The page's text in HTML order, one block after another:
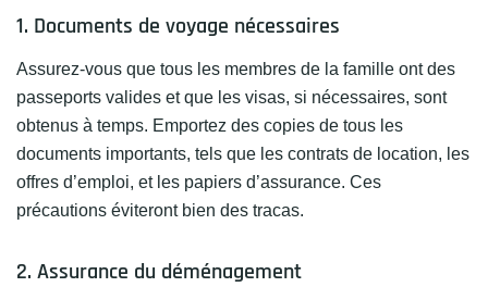
1. Documents de voyage nécessaires
Assurez-vous que tous les membres de la famille ont des
passeports valides et que les visas, si nécessaires, sont
obtenus à temps. Emportez des copies de tous les
documents importants, tels que les contrats de location, les
offres d’emploi, et les papiers d’assurance. Ces
précautions éviteront bien des tracas.
2. Assurance du déménagement